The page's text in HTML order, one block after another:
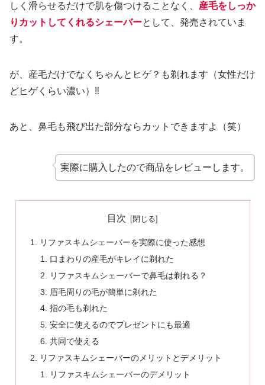
しく滑らせるだけで肌を傷つけることなく、 産毛をしっか
りカットしてくれるシェーバーとして、発売されていま
す。
が、産毛だけでなくちゃんとヒゲ？も剃れます（女性だけ
どヒゲくらい濃い）‼︎
あと、鼻毛も飛び出た部分ならカットできますよ（笑）
実際に購入したので商品をレビューします。
目次
リファスキムシェーバーを実際に使った感想
口まわりの産毛がキレイに剃れた
リファスキムシェーバーで鼻毛は剃れる？
眉毛周りの毛が簡単に剃れた
指の毛も剃れた
安全に使えるのでプレゼントにも最適
共同で使える
リファスキムシェーバーのメリットとデメリット
リファスキムシェーバーのデメリット